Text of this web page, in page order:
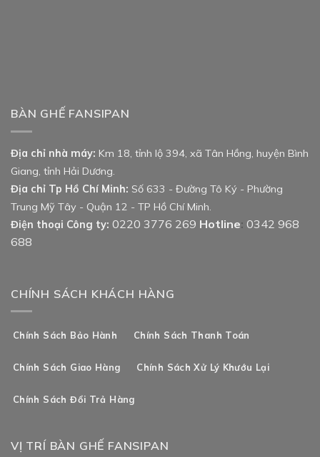
BÀN GHẾ FANSIPAN
Địa chỉ nhà máy: Km 18, tỉnh lộ 394, xã Tân Hồng, huyện Bình
Giang, tỉnh Hải Dương.
Địa chỉ Tp Hồ Chí Minh: Số 633 - Đường Tô Ký - Phường
Trung Mỹ Tây - Quận 12 - TP Hồ Chí Minh.
Điện thoại Công ty: 0220 3776 269 Hotline: 0342 968
688
CHÍNH SÁCH KHÁCH HÀNG
Chính Sách Bảo Hành Chính Sách Thanh Toán
Chính Sách Giao Hàng Chính Sách Xử Lý Khướu Lại
Chính Sách Đổi Trả Hàng
VỊ TRÍ BÀN GHẾ FANSIPAN